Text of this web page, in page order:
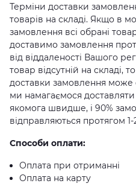
Терміни доставки
товарів на складі. Якщо в
замовлення всі обрані
доставимо замовлення
від віддаленості Вашого
товар відсутній на складі,
доставки замовлення може
ми намагаємося
якомога швидше, і 90%
відправляються протягом 1-
Способи оплати:
Оплата при отриманні
Оплата на карту